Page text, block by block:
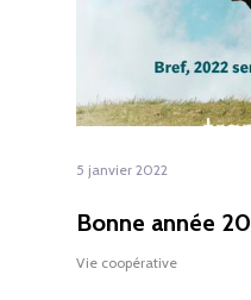
5 janvier 2022
Bonne année
Vie coopérative